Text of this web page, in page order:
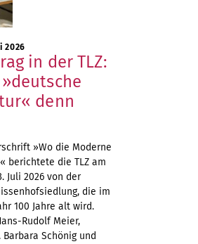
2026
in der TLZ:
denn
»Wo die Moderne
berichtete die TLZ am
Juli 2026 von der
die im
100 Jahre alt wird.
Rudolf Meier,
Barbara Schönig und